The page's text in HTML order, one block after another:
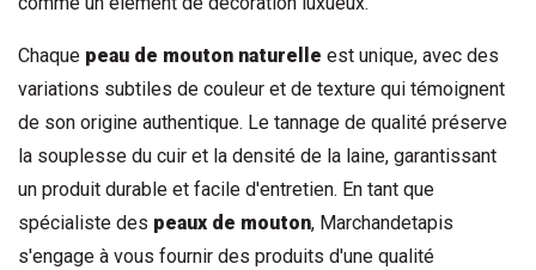
Chaque peau de mouton naturelle est unique, avec des
variations subtiles de couleur et de texture qui témoignent
de son origine authentique. Le tannage de qualité préserve
la souplesse du cuir et la densité de la laine, garantissant
un produit durable et facile d'entretien. En tant que
spécialiste des peaux de mouton, Marchandetapis
s'engage à vous fournir des produits d'une qualité